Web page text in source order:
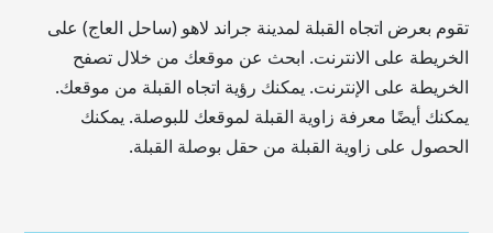
تقوم بعرض اتجاه القبلة لمدينة جراند لاهو (ساحل العاج) على
الخريطة على الانترنت. ابحث عن موقعك من خلال تصفح
الخريطة على الإنترنت. يمكنك رؤية اتجاه القبلة من موقعك.
يمكنك أيضًا معرفة زاوية القبلة لموقعك للبوصلة. يمكنك
الحصول على زاوية القبلة من حقل بوصلة القبلة.